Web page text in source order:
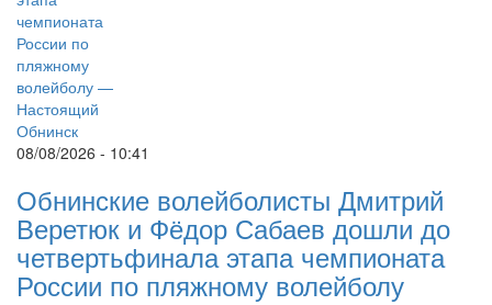
08/08/2026 - 10:41
Обнинские волейболисты Дмитрий
Веретюк и Фёдор Сабаев дошли до
четвертьфинала этапа чемпионата
России по пляжному волейболу